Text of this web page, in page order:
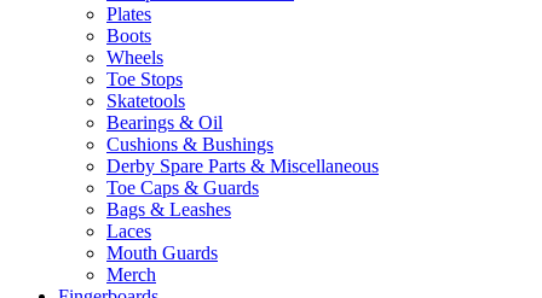
Plates
Boots
Wheels
Toe Stops
Skatetools
Bearings & Oil
Cushions & Bushings
Derby Spare Parts & Miscellaneous
Toe Caps & Guards
Bags & Leashes
Laces
Mouth Guards
Merch